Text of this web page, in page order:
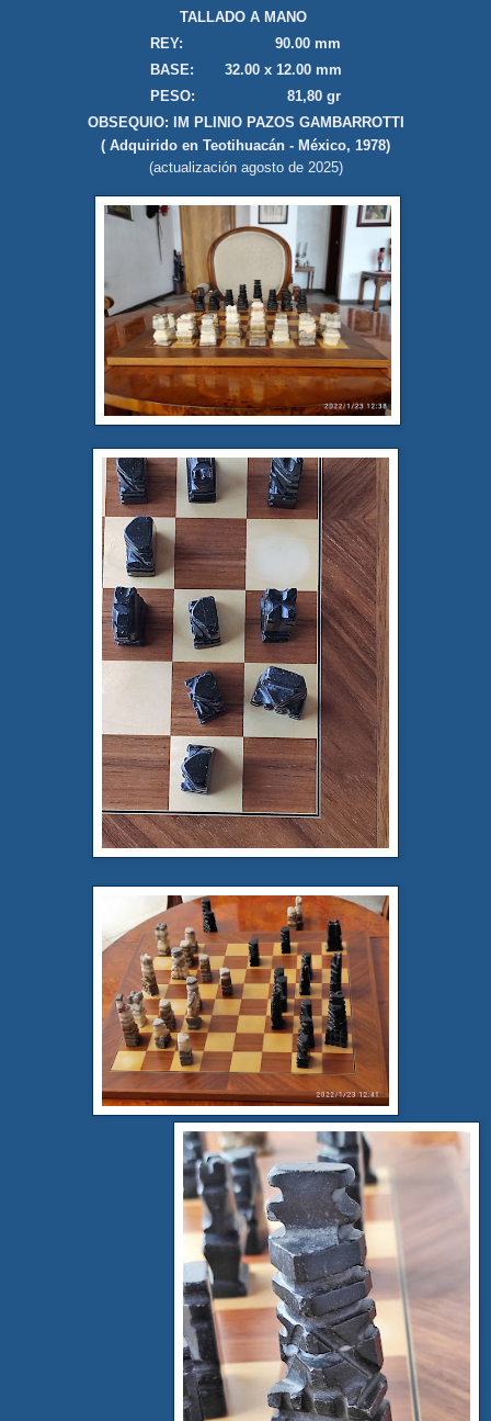
TALLADO A MANO
REY: 90.00 mm
BASE: 32.00 x 12.00 mm
PESO: 81,80 gr
OBSEQUIO: IM PLINIO PAZOS GAMBARROTTI
( Adquirido en Teotihuacán - México, 1978)
(actualización agosto de 2025)